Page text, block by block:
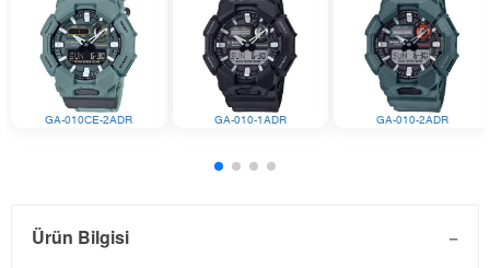
GA-010CE-2ADR GA-010-1ADR GA-010-2ADR
Ürün Bilgisi